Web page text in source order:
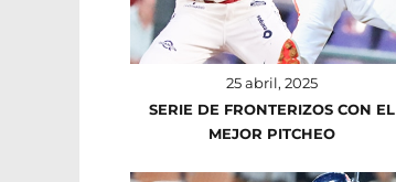
25 abril, 2025
SERIE DE FRONTERIZOS CON EL
MEJOR PITCHEO